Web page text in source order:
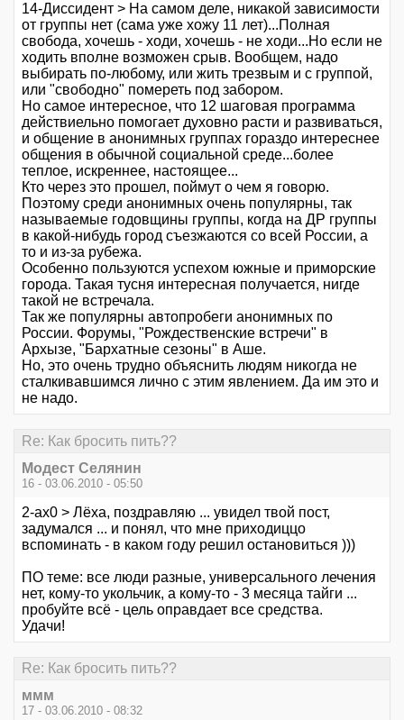
14-Диссидент > На самом деле, никакой зависимости
от группы нет (сама уже хожу 11 лет)...Полная
свобода, хочешь - ходи, хочешь - не ходи...Но если не
ходить вполне возможен срыв. Вообщем, надо
выбирать по-любому, или жить трезвым и с группой,
или "свободно" помереть под забором.
Но самое интересное, что 12 шаговая программа
действиельно помогает духовно расти и развиваться,
и общение в анонимных группах гораздо интереснее
общения в обычной социальной среде...более
теплое, искреннее, настоящее...
Кто через это прошел, поймут о чем я говорю.
Поэтому среди анонимных очень популярны, так
называемые годовщины группы, когда на ДР группы
в какой-нибудь город съезжаются со всей России, а
то и из-за рубежа.
Особенно пользуются успехом южные и приморские
города. Такая тусня интересная получается, нигде
такой не встречала.
Так же популярны автопробеги анонимных по
России. Форумы, "Рождественские встречи" в
Архызе, "Бархатные сезоны" в Аше.
Но, это очень трудно объяснить людям никогда не
сталкивавшимся лично с этим явлением. Да им это и
не надо.
Re: Как бросить пить??
Модест Селянин
16 - 03.06.2010 - 05:50
2-ax0 > Лёха, поздравляю ... увидел твой пост,
задумался ... и понял, что мне приходиццо
вспоминать - в каком году решил остановиться )))
ПО теме: все люди разные, универсального лечения
нет, кому-то укольчик, а кому-то - 3 месяца тайги ...
пробуйте всё - цель оправдает все средства.
Удачи!
Re: Как бросить пить??
ммм
17 - 03.06.2010 - 08:32